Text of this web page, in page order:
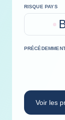
RISQUE PAYS
Voir les